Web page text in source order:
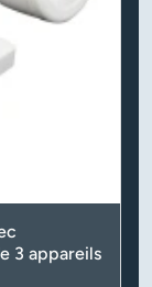
3 appareils